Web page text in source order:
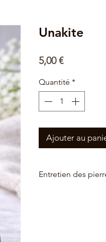
Unakite
5,00 €Prix
Quantité *
Ajouter au
Entretien des